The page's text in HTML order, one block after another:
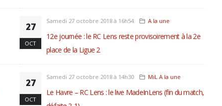
27
OCT
Samedi 27 octobre 2018 à 16h54 A la une
12e journée : le RC Lens reste provisoirement à la 2e
place de la Ligue 2
27
OCT
Samedi 27 octobre 2018 à 14h30 MiL A la une
Le Havre – RC Lens : le live MadeInLens (fin du match,